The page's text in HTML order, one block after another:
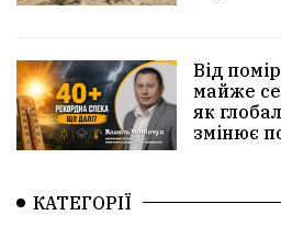
Від
майже
як
змінює
КАТЕГОРІЇ